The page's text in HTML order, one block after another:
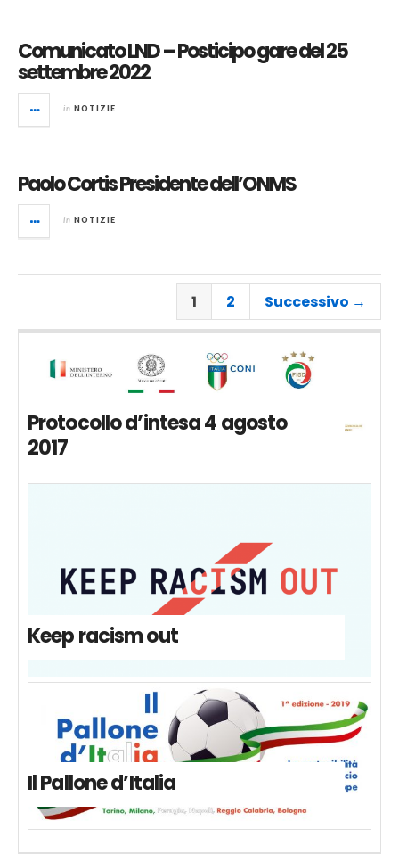
Comunicato LND – Posticipo gare del 25
settembre 2022
in NOTIZIE
Paolo Cortis Presidente dell’ONMS
in NOTIZIE
1 2 Successivo →
Protocollo d’intesa 4 agosto
2017
Keep racism out
Il Pallone d’Italia